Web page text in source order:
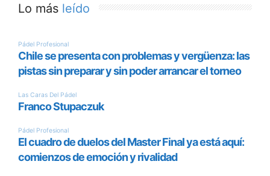
Lo más leído